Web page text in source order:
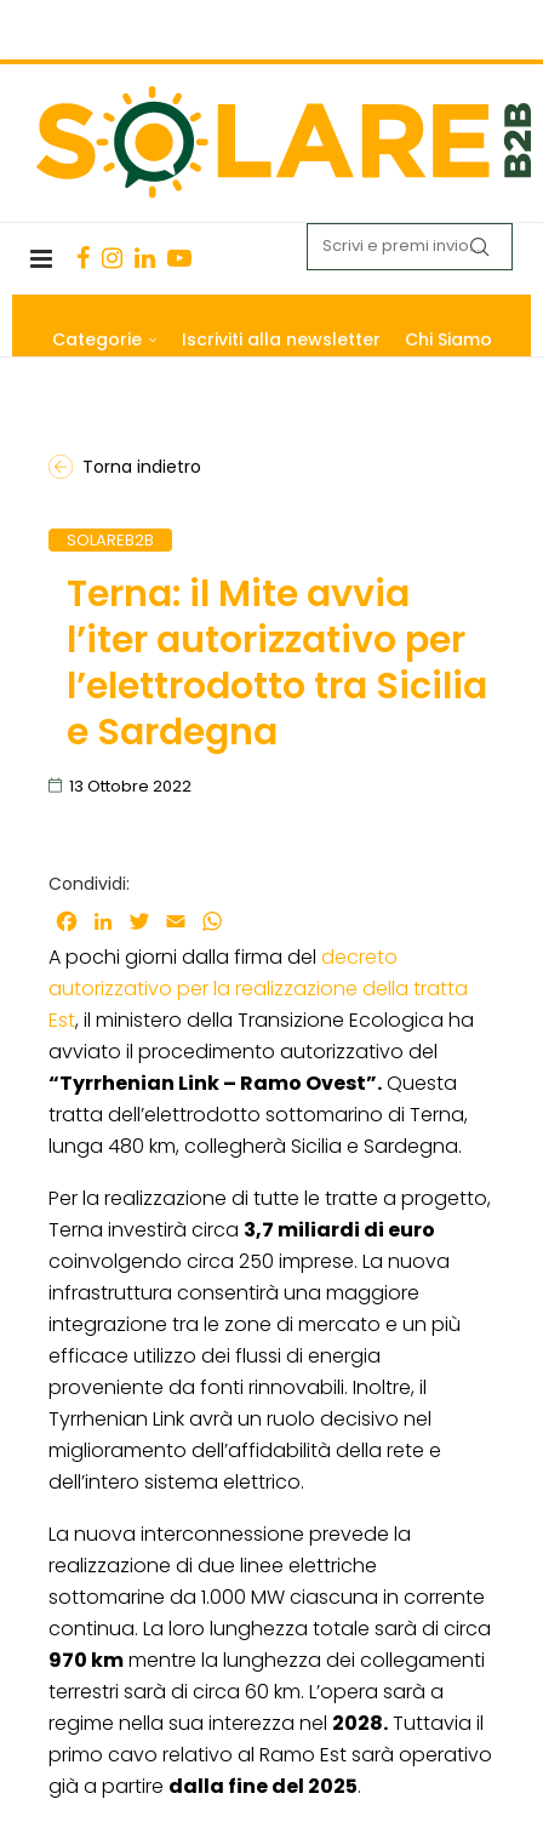
Categorie Iscriviti alla newsletter Chi Siamo
Torna indietro
SOLAREB2B
Terna: il Mite avvia
l’iter autorizzativo per
l’elettrodotto tra Sicilia
e Sardegna
13 Ottobre 2022
Condividi:
Facebook
LinkedInTwitter
Email
A pochi giorni dalla firma del decreto
autorizzativo per la realizzazione della tratta
Est, il ministero della Transizione Ecologica ha
avviato il procedimento autorizzativo del
“Tyrrhenian Link – Ramo Ovest”.Questa
tratta dell’elettrodotto sottomarino di Terna,
lunga 480 km, collegherà Sicilia e Sardegna.
Per la realizzazione di tutte le tratte a progetto,
Terna investirà circa 3,7 miliardi di euro
coinvolgendo circa 250 imprese. La nuova
infrastruttura consentirà una maggiore
integrazione tra le zone di mercato e un più
efficace utilizzo dei flussi di energia
proveniente da fonti rinnovabili. Inoltre, il
Tyrrhenian Link avrà un ruolo decisivo nel
miglioramento dell’affidabilità della rete e
dell’intero sistema elettrico.
La nuova interconnessione prevede la
realizzazione di due linee elettriche
sottomarine da 1.000 MW ciascuna in corrente
continua. La loro lunghezza totale sarà di circa
970 kmmentre la lunghezza dei collegamenti
terrestri sarà di circa 60 km. L’opera sarà a
regime nella sua interezza nel 2028.Tuttavia il
primo cavo relativo al Ramo Est sarà operativo
già a partire dalla fine del 2025.